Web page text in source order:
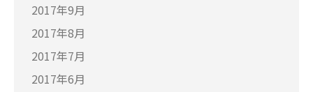
2017年9月
2017年8月
2017年7月
2017年6月